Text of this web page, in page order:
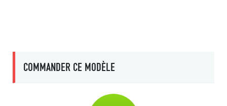
COMMANDER CE MODÈLE